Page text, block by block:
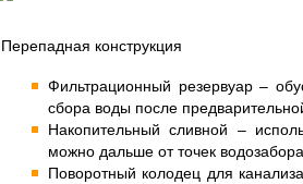
Перепадная конструкция
Фильтрационный резервуар –
сбора воды после
Накопительный сливной –
можно дальше от точек
Поворотный колодец для